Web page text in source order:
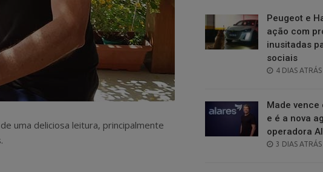
uma deliciosa leitura, principalmente
Peugeot e
ação com
inusitadas
sociais
POSTED
4 DIAS ATRÁS
Made
e é a nova
operadora
POSTED
3 DIAS ATRÁS